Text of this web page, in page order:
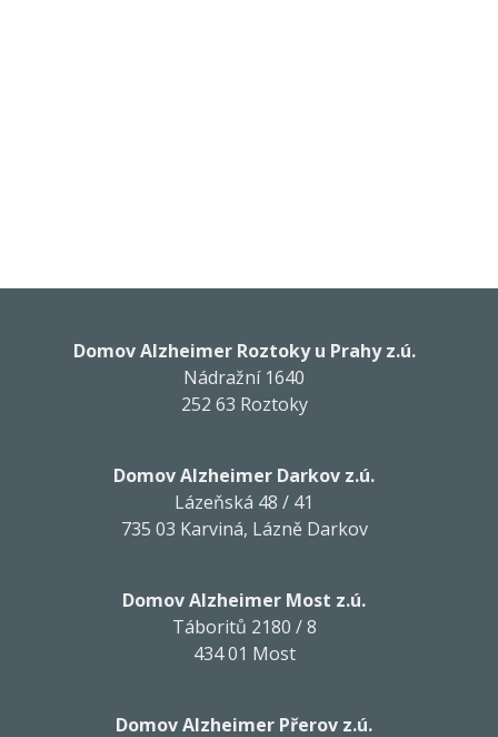
Domov Alzheimer Roztoky u Prahy z.ú.
Nádražní 1640
252 63 Roztoky
Domov Alzheimer Darkov z.ú.
Lázeňská 48 / 41
735 03 Karviná, Lázně Darkov
Domov Alzheimer Most z.ú.
Táboritů 2180 / 8
434 01 Most
Domov Alzheimer Přerov z.ú.